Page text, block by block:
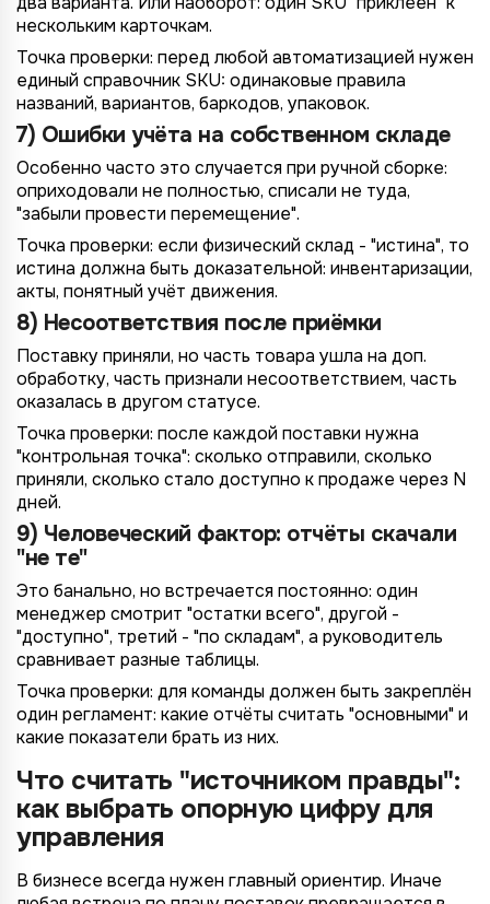
нескольким карточкам.
Точка проверки: перед любой автоматизацией нужен
единый справочник SKU: одинаковые правила
названий, вариантов, баркодов, упаковок.
7) Ошибки учёта на собственном складе
Особенно часто это случается при ручной сборке:
оприходовали не полностью, списали не туда,
"забыли провести перемещение".
Точка проверки: если физический склад - "истина", то
истина должна быть доказательной: инвентаризации,
акты, понятный учёт движения.
8) Несоответствия после приёмки
Поставку приняли, но часть товара ушла на доп.
обработку, часть признали несоответствием, часть
оказалась в другом статусе.
Точка проверки: после каждой поставки нужна
"контрольная точка": сколько отправили, сколько
приняли, сколько стало доступно к продаже через N
дней.
9) Человеческий фактор: отчёты скачали
"не те"
Это банально, но встречается постоянно: один
менеджер смотрит "остатки всего", другой -
"доступно", третий - "по складам", а руководитель
сравнивает разные таблицы.
Точка проверки: для команды должен быть закреплён
один регламент: какие отчёты считать "основными" и
какие показатели брать из них.
Что считать "источником правды":
как выбрать опорную цифру для
управления
В бизнесе всегда нужен главный ориентир. Иначе